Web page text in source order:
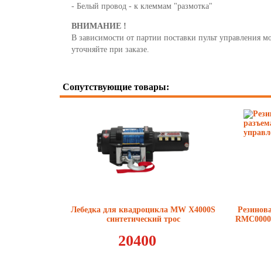
- Белый провод - к клеммам "размотка"
ВНИМАНИЕ !
В зависимости от партии поставки пульт
уточняйте при заказе.
Сопутствующие товары:
Лебедка для квадроцикла MW X4000S
синтетический трос
20400